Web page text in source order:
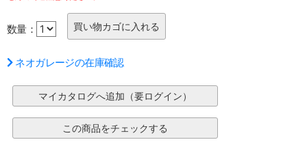
数量：
ネオガレージの在庫確認